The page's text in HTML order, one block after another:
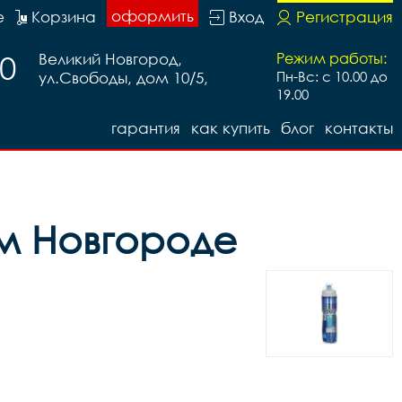
Регистрация
Вход
оформить
Корзина
Режим работы:
Пн-Вс: с 10.00 до
19.00
Великий Новгород,
ул.Свободы, дом 10/5,
контакты
блог
как купить
гарантия
Новгороде